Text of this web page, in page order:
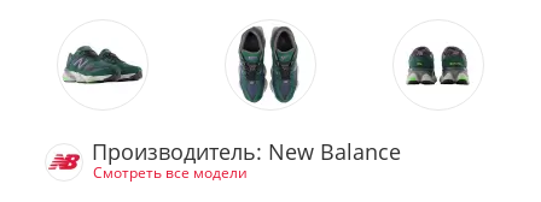
Производитель: New Balance
Смотреть все модели